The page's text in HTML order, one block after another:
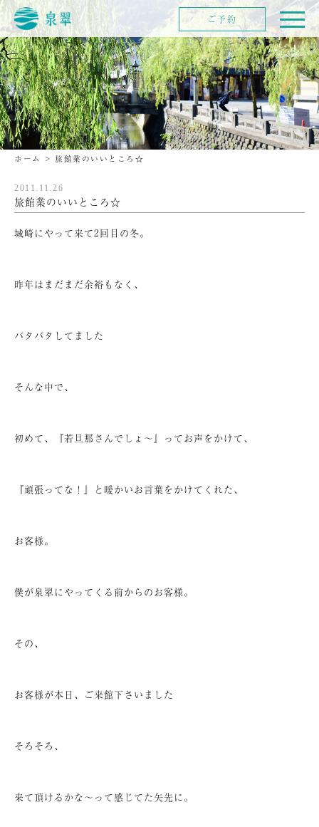
ホーム > 旅館業のいいところ☆
2011.11.26
旅館業のいいところ☆
城崎にやって来て2回目の冬。
昨年はまだまだ余裕もなく、
バタバタしてました
そんな中で、
初めて、『若旦那さんでしょ～』ってお声をかけて、
『頑張ってな！』と暖かいお言葉をかけてくれた、
お客様。
僕が泉翠にやってくる前からのお客様。
その、
お客様が本日、ご来館下さいました
そろそろ、
来て頂けるかな～って感じてた矢先に。
ご予約